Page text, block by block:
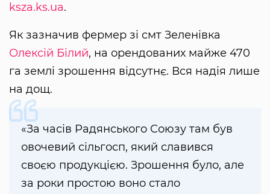
ksza.ks.ua.
Як зазначив фермер зі смт Зеленівка
Олексій Білий, на орендованих майже 470
га землі зрошення відсутнє. Вся надія лише
на дощ.
«За часів Радянського Союзу там був
овочевий сільгосп, який славився
своєю продукцією. Зрошення було, але
за роки простою воно стало